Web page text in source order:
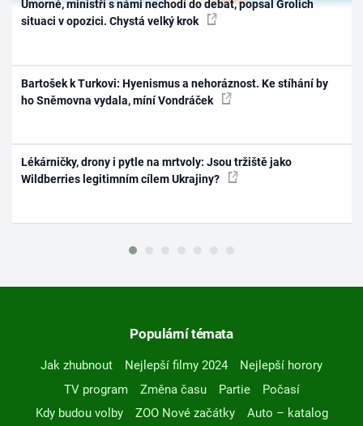
Úmorné, ministři s námi nechodí do debat, popsal Grolich
situaci v opozici. Chystá velký krok
Bartošek k Turkovi: Hyenismus a nehoráznost. Ke stíhání by
ho Sněmovna vydala, míní Vondráček
Lékárničky, drony i pytle na mrtvoly: Jsou tržiště jako
Wildberries legitimním cílem Ukrajiny?
Populární témata
Jak zhubnout Nejlepší filmy 2024
Nejlepší horory
TV program
Změna času Partie
Počasí
Kdy budou volby
ZOO Nové začátky
Auto – katalog